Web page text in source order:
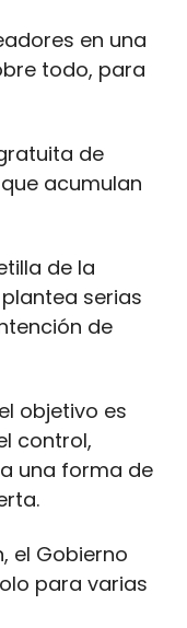
en una
todo, para
de
acumulan
de la
serias
de
objetivo es
control,
una forma de
el Gobierno
para varias